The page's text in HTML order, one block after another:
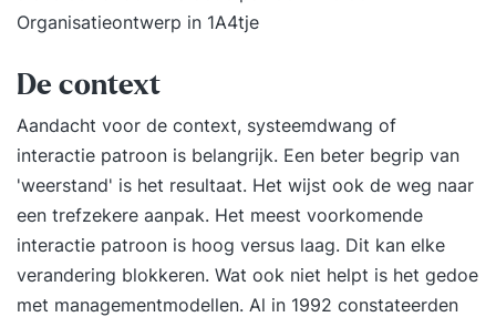
Organisatieontwerp in 1A4tje
De context
Aandacht voor de context, systeemdwang of
interactie patroon is belangrijk. Een beter begrip van
'weerstand' is het resultaat. Het wijst ook de weg naar
een trefzekere aanpak. Het meest voorkomende
interactie patroon is hoog versus laag. Dit kan elke
verandering blokkeren. Wat ook niet helpt is het gedoe
met managementmodellen. Al in 1992 constateerden